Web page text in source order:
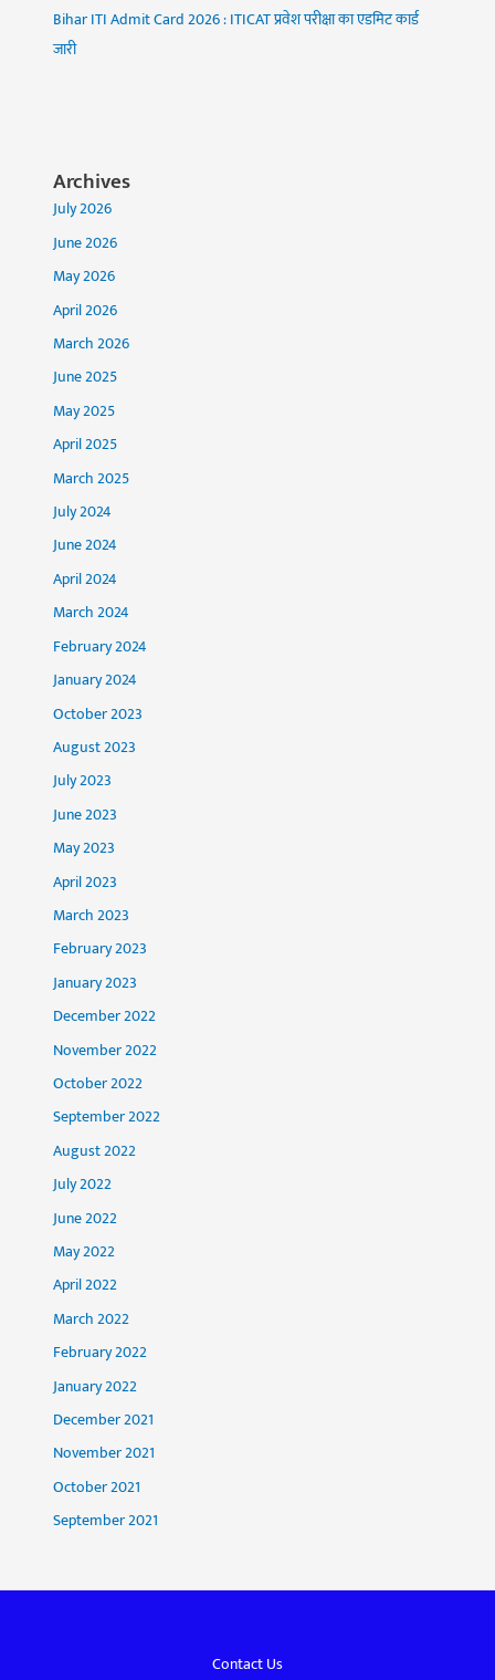
Bihar ITI Admit Card 2026 : ITICAT प्रवेश परीक्षा का एडमिट कार्ड
जारी
Archives
July 2026
June 2026
May 2026
April 2026
March 2026
June 2025
May 2025
April 2025
March 2025
July 2024
June 2024
April 2024
March 2024
February 2024
January 2024
October 2023
August 2023
July 2023
June 2023
May 2023
April 2023
March 2023
February 2023
January 2023
December 2022
November 2022
October 2022
September 2022
August 2022
July 2022
June 2022
May 2022
April 2022
March 2022
February 2022
January 2022
December 2021
November 2021
October 2021
September 2021
Contact Us